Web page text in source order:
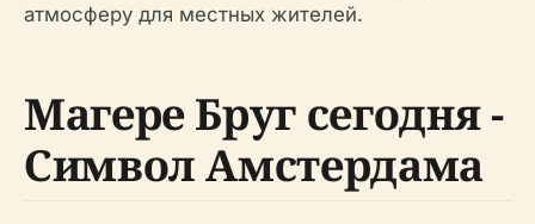
атмосферу для местных жителей.
Магере Бруг сегодня -
Символ Амстердама